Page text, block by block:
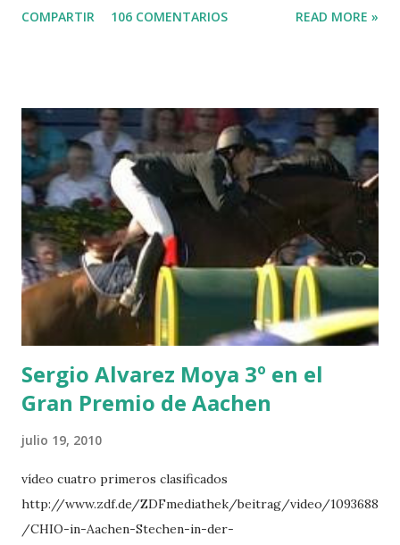
-EPAILLARD 7 GIG AMAI M WHITAKER 8 SILVANA DU
POWER - MILLAR 5 ARMANIE -VOORN 6 QUERLYBET
HERO -LEJAUNE 7 MO CHROI - O’BRIEN 8 CARMENA Z -
BREEN 9 JALLA DE GAVIERE -RAMZY AL DUHAMI 10
NOVEL -PHILIPPAERTS 3 triple 1 LATE NIGHT -LEVY 2 K
CLUB LADY -O’CONNOR 3 QUICK STUDY - HOUGH 4
LORENZO -AHLMANN 5 L’ESPOIR -GULLIKSEN 6
TOPINAMBOUR -LEPREVOST 7 WISCONSIN 111 -MOYA 8
INTERTOY Z - BRASH 9 HERALD –CORDON 10 SELDANA
DI CAMPALTO -SHARBATLY Vuelta Triunfal... el ganador
del Gran Premio en su vuelta de honor
COMPARTIR 106 COMENTARIOS READ MORE »
Sergio Alvarez Moya 3º en el
Gran Premio de Aachen
julio 19, 2010
vídeo cuatro primeros clasificados
http://www.zdf.de/ZDFmediathek/beitrag/video/1093688
/CHIO-in-Aachen-Stechen-in-der-